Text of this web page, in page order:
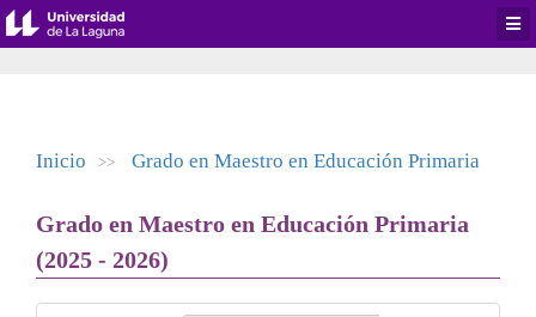
Inicio >> Grado en Maestro en Educación Primaria
Grado en Maestro en Educación Primaria
(2025 - 2026)